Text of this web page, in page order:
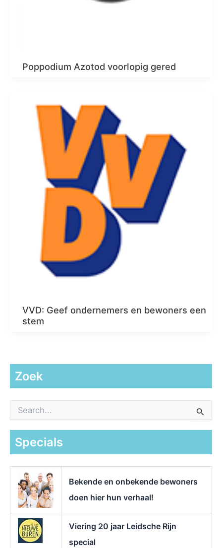
Poppodium Azotod voorlopig gered
VVD: Geef ondernemers en bewoners een
stem
Zoek
a
Specials
Bekende en onbekende bewoners
doen hier hun verhaal!
Viering 20 jaar Leidsche Rijn
special